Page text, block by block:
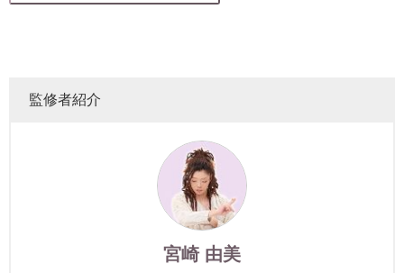
監修者紹介
宮崎 由美